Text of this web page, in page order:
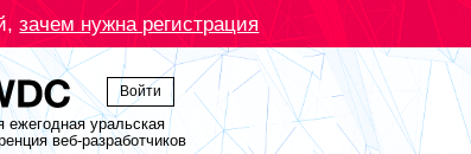
зачем нужна регистрация
Войти
ежегодная уральская
веб-разработчиков